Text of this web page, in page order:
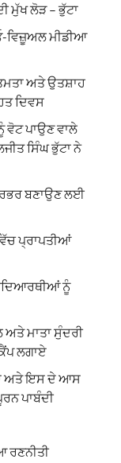
ਮੁੱਖ ਲੋੜ – ਭੁੱਟਾ
ਵਿਜ਼ੂਅਲ ਮੀਡੀਆ
ਅਤੇ ਉਤਸ਼ਾਹ
ਦਿਵਸ
ਵੋਟ ਪਾਉਣ ਵਾਲੇ
ਸਿੰਘ ਭੁੱਟਾ ਨੇ
ਬਣਾਉਣ ਲਈ
ਪ੍ਰਾਪਤੀਆਂ
ਨੂੰ
ਅਤੇ ਮਾਤਾ ਸੁੰਦਰੀ
ਲਗਾਏ
ਅਤੇ ਇਸ ਦੇ ਆਸ
ਪਾਬੰਦੀ
ਰਣਨੀਤੀ